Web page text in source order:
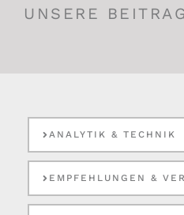
UNSERE
ANALYTIK & TECHNIK
EMPFEHLUNGEN &